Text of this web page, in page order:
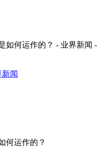
新闻
何运作的？